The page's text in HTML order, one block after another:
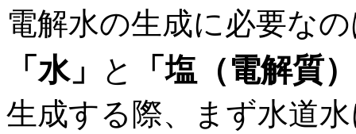
電解水の生成に必要な
「水」 と 「塩（電解質
生成する際、まず水道